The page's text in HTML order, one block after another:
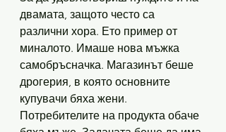
двамата, защото често са
различни хора. Ето пример от
миналото. Имаше нова мъжка
самобръсначка. Магазинът беше
дрогерия, в която основните
купувачи бяха жени.
Потребителите на продукта обаче